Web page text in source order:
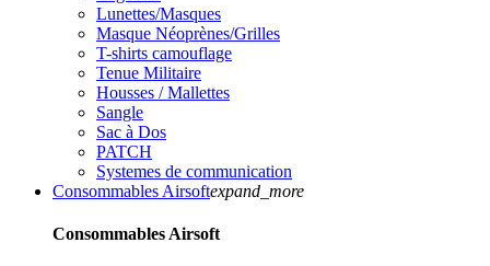
Lunettes/Masques
Masque Néoprènes/Grilles
T-shirts camouflage
Tenue Militaire
Housses / Mallettes
Sangle
Sac à Dos
PATCH
Systemes de communication
Consommables Airsoftexpand_more
Consommables Airsoft